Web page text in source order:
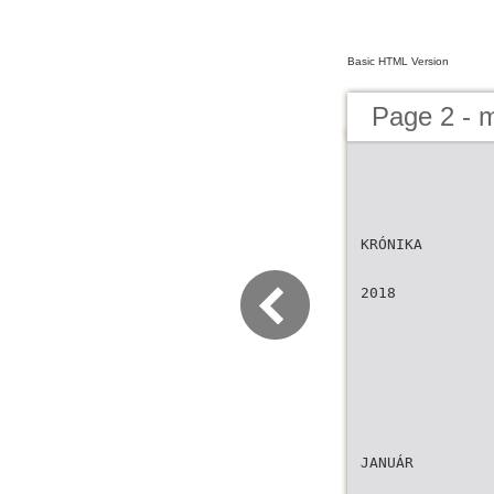
Basic HTML Version
Page 2 -
KRÓNIKA
2018
JANUÁR